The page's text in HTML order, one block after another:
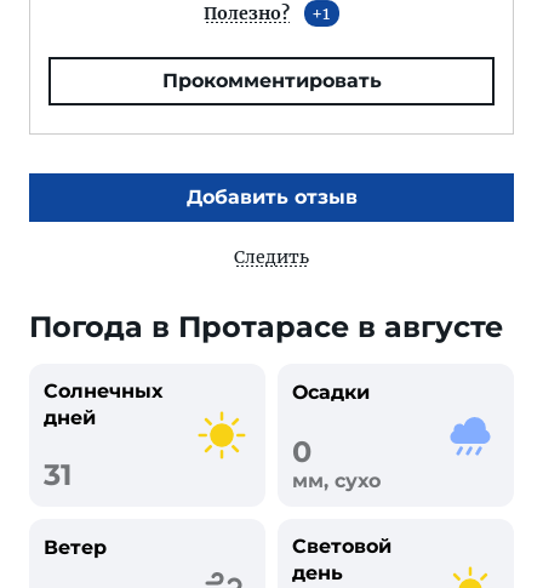
Полезно? 1
Прокомментировать
Добавить отзыв
Следить
Погода в Протарасе в августе
Солнечных
дней
31
Осадки
0
мм, сухо
Ветер
Световой
день